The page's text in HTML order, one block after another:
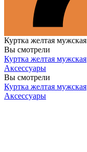
Куртка желтая мужская
Вы смотрели
Куртка желтая мужская
Аксессуары
Вы смотрели
Куртка желтая мужская
Аксессуары